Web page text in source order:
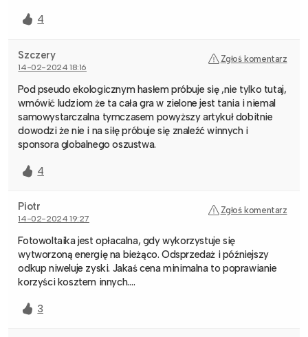
4
Szczery
14-02-2024 18:16
Zgłoś komentarz
Pod pseudo ekologicznym hasłem próbuje się ,nie tylko tutaj,
wmówić ludziom że ta cała gra w zielone jest tania i niemal
samowystarczalna tymczasem powyższy artykuł dobitnie
dowodzi że nie i na siłę próbuje się znaleźć winnych i
sponsora globalnego oszustwa.
4
Piotr
14-02-2024 19:27
Zgłoś komentarz
Fotowoltaika jest opłacalna, gdy wykorzystuje się
wytworzoną energię na bieżąco. Odsprzedaż i późniejszy
odkup niweluje zyski. Jakaś cena minimalna to poprawianie
korzyści kosztem innych….
3